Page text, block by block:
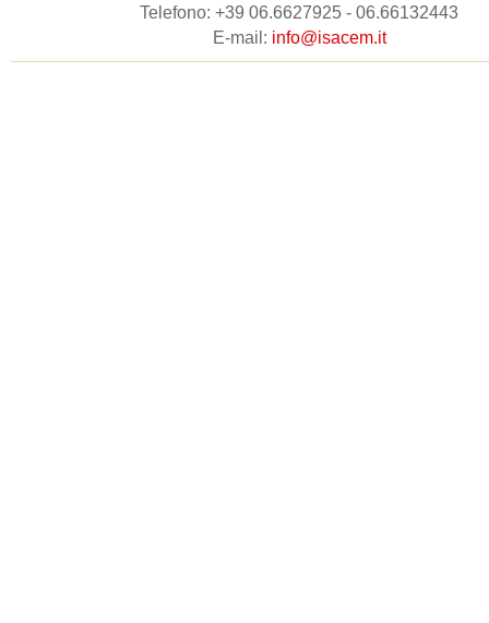
Telefono: +39 06.6627925 - 06.66132443
E-mail: info@isacem.it